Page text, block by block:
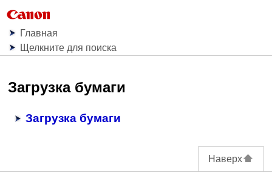
Главная
Щелкните для поиска
Загрузка бумаги
Загрузка бумаги
Наверх